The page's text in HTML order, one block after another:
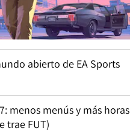
abierto de EA Sports
menos menús y más horas
trae FUT)